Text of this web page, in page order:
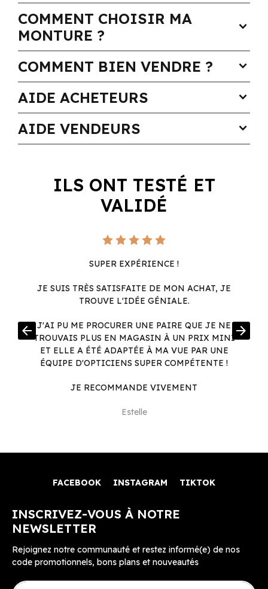
COMMENT CHOISIR MA
MONTURE ?
expand_more
COMMENT BIEN VENDRE ? expand_more
AIDE ACHETEURS expand_more
AIDE VENDEURS expand_more
ILS ONT TESTÉ ET
VALIDÉ
SUPER EXPÉRIENCE !
JE SUIS TRÈS SATISFAITE DE MON ACHAT, JE
TROUVE L'IDÉE GÉNIALE.
J'AI PU ME PROCURER UNE PAIRE QUE JE NE
TROUVAIS PLUS EN MAGASIN À UN PRIX MINI
ET ELLE A ÉTÉ ADAPTÉE À MA VUE PAR UNE
ÉQUIPE D'OPTICIENS SUPER COMPÉTENTE !
JE RECOMMANDE VIVEMENT
Estelle
arrow_back arrow_forward
FACEBOOK INSTAGRAM TIKTOK
INSCRIVEZ-VOUS À NOTRE
NEWSLETTER
Rejoignez notre communauté et restez informé(e) de nos
code promotionnels, bons plans et nouveautés